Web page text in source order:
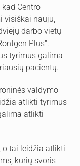
Centro
visiškai nauju,
darbo vietų
Plus“.
tyrimus galima
pacientų.
valdymo
atlikti tyrimus
atlikti
o tai leidžia atlikti
kurių svoris